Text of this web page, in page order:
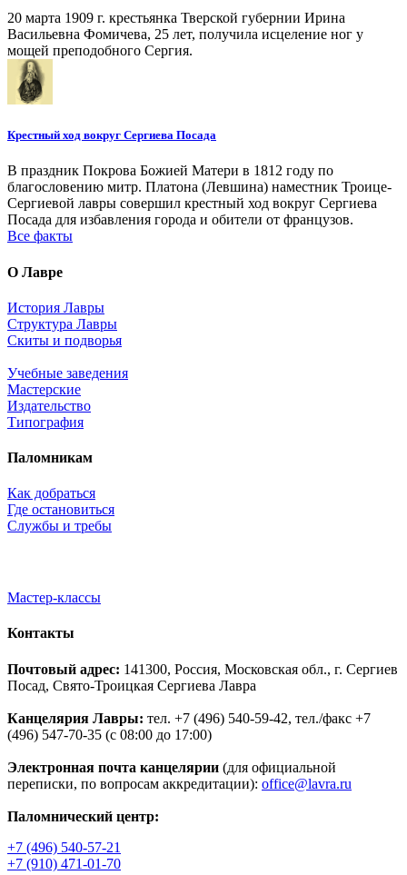
20 марта 1909 г. крестьянка Тверской губернии Ирина
Васильевна Фомичева, 25 лет, получила исцеление ног у
мощей преподобного Сергия.
Крестный ход вокруг Сергиева Посада
В праздник Покрова Божией Матери в 1812 году по
благословению митр. Платона (Левшина) наместник Троице-
Сергиевой лавры совершил крестный ход вокруг Сергиева
Посада для избавления города и обители от французов.
Все факты
О Лавре
История Лавры
Структура Лавры
Скиты и подворья
Учебные заведения
Мастерские
Издательство
Типография
Паломникам
Как добраться
Где остановиться
Службы и требы
Мастер-классы
Контакты
Почтовый адрес: 141300, Россия, Московская обл., г. Сергиев
Посад, Свято-Троицкая Сергиева Лавра
Канцелярия Лавры: тел. +7 (496) 540-59-42, тел./факс +7
(496) 547-70-35 (с 08:00 до 17:00)
Электронная почта канцелярии (для официальной
переписки, по вопросам аккредитации): office@lavra.ru
Паломнический центр:
+7 (496) 540-57-21
+7 (910) 471-01-70